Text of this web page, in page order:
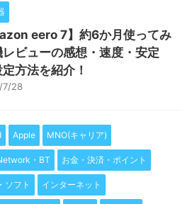
eero 7】約6か月使ってみ
レビューの感想・速度・安定
方法を紹介！
7/28
Apple MNO(キャリア)
・BT お金・決済・ポイント
ソフト インターネット